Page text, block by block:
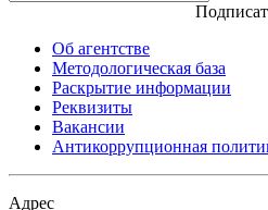
Об агентстве
Методологическая база
Раскрытие информации
Реквизиты
Вакансии
Антикоррупционная
Адрес